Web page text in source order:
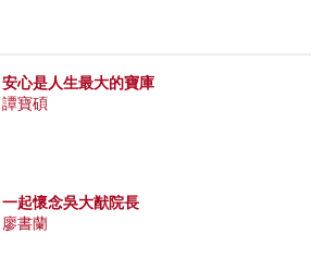
安心是人生最大的寶庫
譚寶碩
一起懷念吳大猷院長
廖書蘭